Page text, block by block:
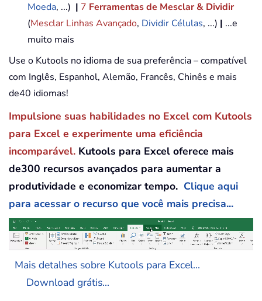
Moeda, ...) | 7 Ferramentas de Mesclar & Dividir
(Mesclar Linhas Avançado, Dividir Células, ...) | ...e
muito mais
Use o Kutools no idioma de sua preferência – compatível
com Inglês, Espanhol, Alemão, Francês, Chinês e mais
de40 idiomas!
Impulsione suas habilidades no Excel com Kutools
para Excel e experimente uma eficiência
incomparável. Kutools para Excel oferece mais
de300 recursos avançados para aumentar a
produtividade e economizar tempo. Clique aqui
para acessar o recurso que você mais precisa...
Mais detalhes sobre Kutools para Excel...
Download grátis...